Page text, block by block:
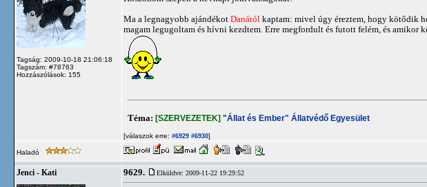
Tagság: 2009-10-18 21:06:18
Tagszám: #78763
Hozzászólások: 155
Ma a legnagyobb ajándékot Danától kaptam: mivel úgy éreztem, hogy kötődik
magam legugoltam és hívni kezdtem. Erre megfordult és futott felém, és
Téma: [SZERVEZETEK] "Állat és Ember" Állatvédő Egyesület
[válaszok erre: #6929 #6930]
Haladó
Jenci - Kati 9629. Elküldve: 2009-11-22 19:29:52